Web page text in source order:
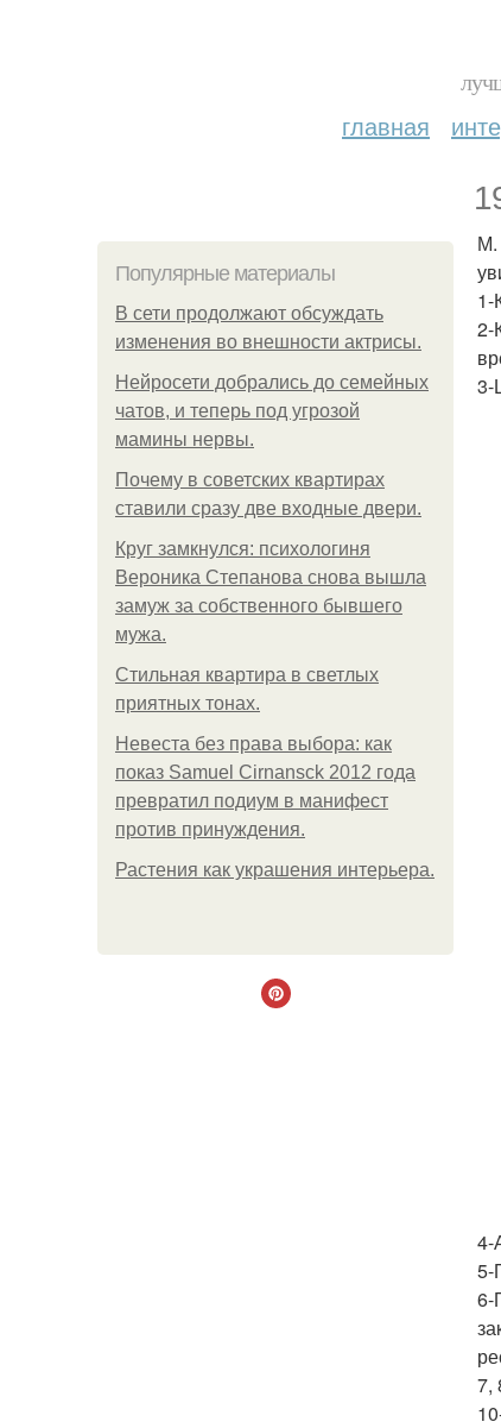
главная
Популярные материалы
В сети продолжают обсуждать
изменения во внешности актрисы.
Нейросети добрались до семейных
чатов, и теперь под угрозой
мамины нервы.
Почему в советских квартирах
ставили сразу две входные двери.
Круг замкнулся: психологиня
Вероника Степанова снова вышла
замуж за собственного бывшего
мужа.
Стильная квартира в светлых
приятных тонах.
Невеста без права выбора: как
показ Samuel Cirnansck 2012 года
превратил подиум в манифест
против принуждения.
Растения как украшения интерьера.
М.
1-
2-
3-
4-
5-
6-
7,